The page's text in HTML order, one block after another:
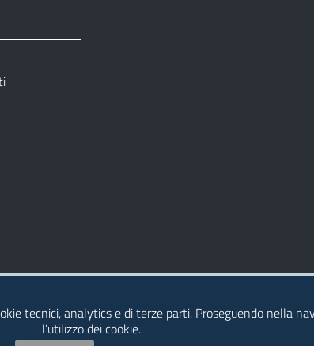
tecnici, analytics e di terze parti. Proseguendo nella
l’utilizzo dei cookie.